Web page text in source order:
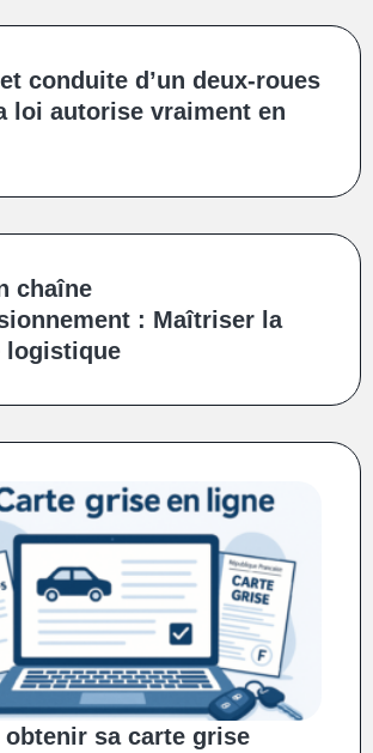
conduite d’un deux‑roues
loi autorise vraiment en
chaîne
: Maîtriser la
logistique
obtenir sa carte grise